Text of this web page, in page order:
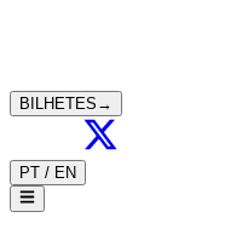
BILHETES →
PT / EN